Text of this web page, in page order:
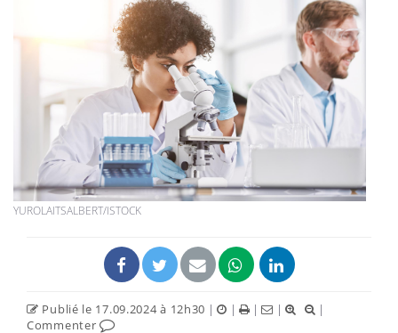
YUROLAITSALBERT/ISTOCK
Publié le 17.09.2024 à 12h30 | | | |
|
Commenter